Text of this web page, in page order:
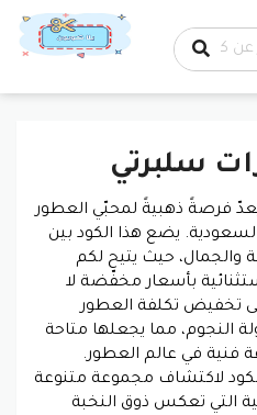
سلبرتي
فرصةً ذهبيةً لمحبّي العطور
يضع هذا الكود بين
والجمال، حيث يتيح لكم
بأسعار مخفّضة لا
تخفيض تكلفة العطور
النجوم، مما يجعلها متاحة
فنية في عالم العطور.
لاكتشاف مجموعة متنوعة
التي تعكس ذوق النخبة